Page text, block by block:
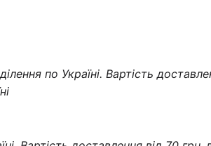
по Україні. Вартість